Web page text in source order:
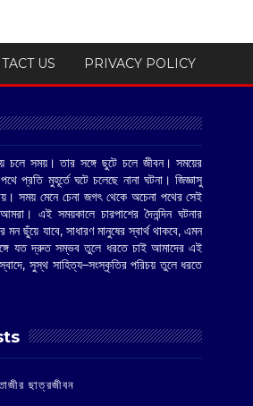
US PRIVACY POLICY
চলে সময়। তার সঙ্গে ছুটে চলে জীবন। সময়ের
প্রতি মুহূর্তে ঘটে চলেছে নানা ঘটনা। জিজ্ঞাসু
সময় মেনে চেনা জগৎ থেকে অচেনা পথের সেই
এই সময়কালে চারপাশের দৈনন্দিন ঘটনার
মন ছুঁয়ে যাবে, সাধারণ মানুষের স্বার্থ থাকবে, এমন
যত দ্রুত সম্ভব তুলে ধরতে চাই আমাদের এই
সুস্থ সাহিত্য–সংস্কৃতির পরিচয় তুলে ধরতে
ছাত্রজীবন